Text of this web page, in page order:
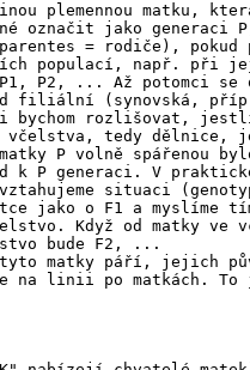
plemennou matku,
označit jako generaci
= rodiče), pokud
populací, např. při
P2, ... Až potomci se
filiální (synovská,
bychom rozlišovat, jestli
včelstva, tedy dělnice,
P volně spářenou
k P generaci. V
situaci
jako o F1 a myslíme
Když od matky ve
bude F2, ...
matky páří, jejich
na linii po matkách. To